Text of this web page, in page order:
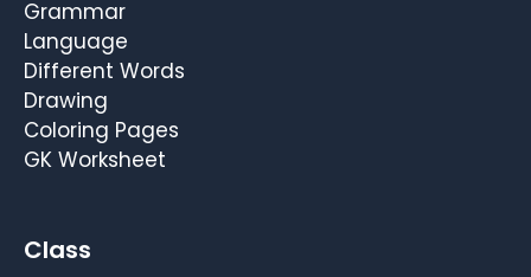
Grammar
Language
Different Words
Drawing
Coloring Pages
GK Worksheet
Class